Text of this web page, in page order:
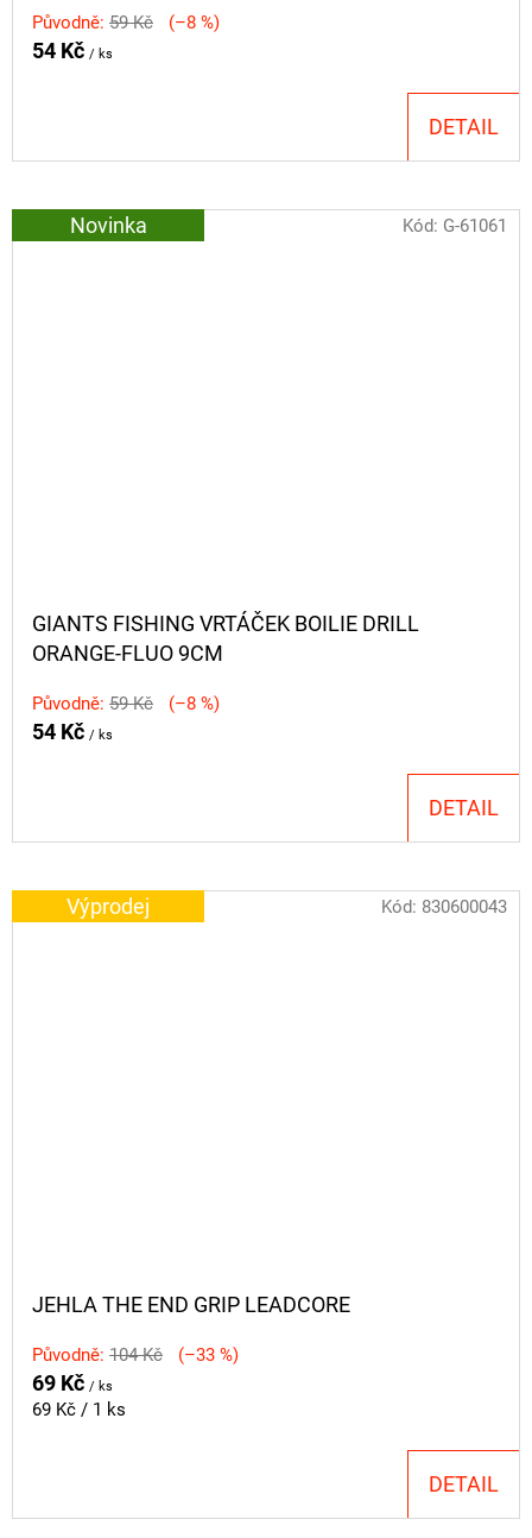
Původně: 59 Kč (–8 %)
54 Kč / ks
DETAIL
Novinka
GIANTS FISHING VRTÁČEK BOILIE DRILL
ORANGE-FLUO 9CM
Původně: 59 Kč (–8 %)
54 Kč / ks
DETAIL
Kód: G-61061
Výprodej
JEHLA THE END GRIP LEADCORE
Původně: 104 Kč (–33 %)
69 Kč / ks
Měrná
69 Kč / 1 ks
DETAIL
Kód: 830600043